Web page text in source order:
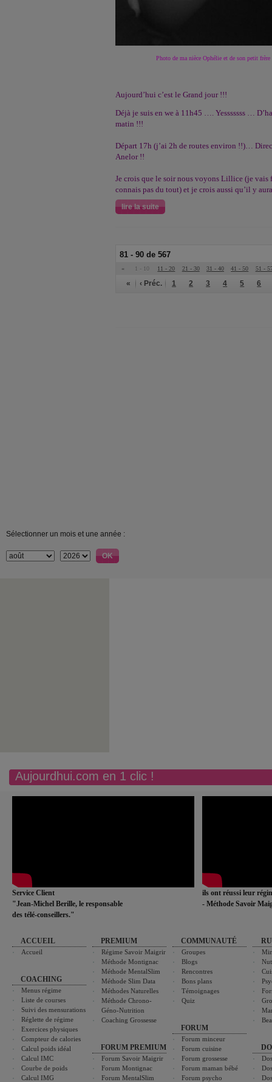
Photo de ma nièce Ophélie et de son petit
Aujourd’hui c’est le Grand jour !!!
Déjà je suis en we à 11h45 …. Yesssssss …
matin !!!
Départ 17h (j’ai 2h de routes environ !!)…
Anelor !!
Je crois que le soir nous voyons Lillice (je vais
connais pas du tout) et je crois aussi qu’il y
lire la suite
81 - 90 de 567
« 1 - 10 11 - 20 21 - 30 31 - 40 41 - 50 51 -
« ‹ Préc. 1 2 3 4 5 6
Sélectionner un mois et une année :
Aujourdhui.com en 1 clic !
Service Client
"Jean-Michel Berille, le responsable
des télé-conseillers."
ils ont réussi leur
- Méthode Savoir
ACCUEIL
Accueil
COACHING
Menus régime
Liste de courses
Suivi des mensurations
Réglette de régime
Exercices physiques
Compteur de calories
Calcul poids idéal
Calcul IMC
Courbe de poids
Calcul IMG
PREMIUM
Régime Savoir Maigrir
Méthode Montignac
Méthode MentalSlim
Méthode Slim Data
Méthodes Naturelles
Méthode Chrono-
Géno-Nutrition
Coaching Grossesse
FORUM PREMIUM
Forum Savoir Maigrir
Forum Montignac
Forum MentalSlim
COMMUNAUTÉ
Groupes
Blogs
Rencontres
Bons plans
Témoignages
Quiz
FORUM
Forum minceur
Forum cuisine
Forum grossesse
Forum maman bébé
Forum psycho